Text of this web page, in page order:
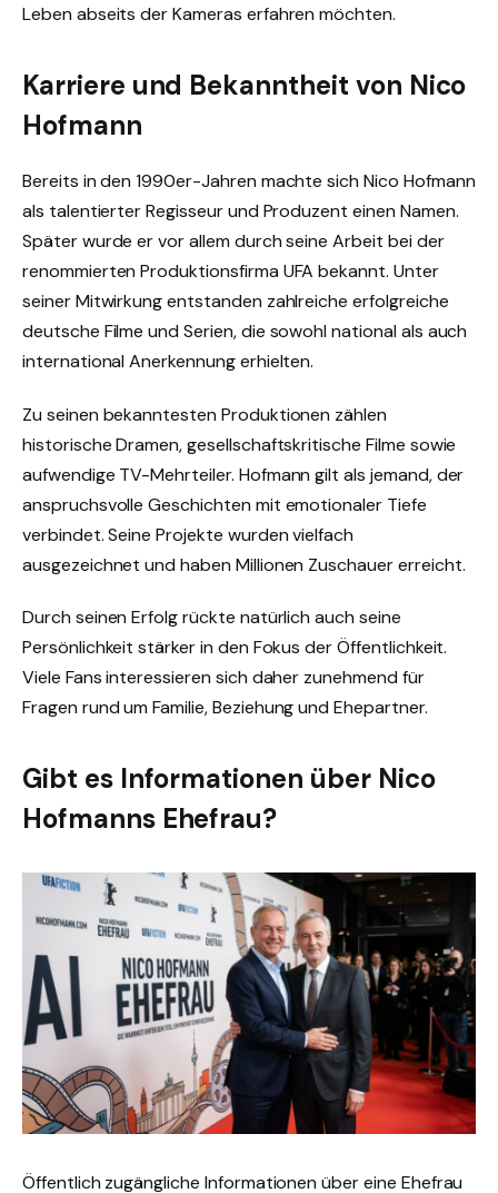
Leben abseits der Kameras erfahren möchten.
Karriere und Bekanntheit von Nico
Hofmann
Bereits in den 1990er-Jahren machte sich Nico Hofmann
als talentierter Regisseur und Produzent einen Namen.
Später wurde er vor allem durch seine Arbeit bei der
renommierten Produktionsfirma UFA bekannt. Unter
seiner Mitwirkung entstanden zahlreiche erfolgreiche
deutsche Filme und Serien, die sowohl national als auch
international Anerkennung erhielten.
Zu seinen bekanntesten Produktionen zählen
historische Dramen, gesellschaftskritische Filme sowie
aufwendige TV-Mehrteiler. Hofmann gilt als jemand, der
anspruchsvolle Geschichten mit emotionaler Tiefe
verbindet. Seine Projekte wurden vielfach
ausgezeichnet und haben Millionen Zuschauer erreicht.
Durch seinen Erfolg rückte natürlich auch seine
Persönlichkeit stärker in den Fokus der Öffentlichkeit.
Viele Fans interessieren sich daher zunehmend für
Fragen rund um Familie, Beziehung und Ehepartner.
Gibt es Informationen über Nico
Hofmanns Ehefrau?
Öffentlich zugängliche Informationen über eine Ehefrau